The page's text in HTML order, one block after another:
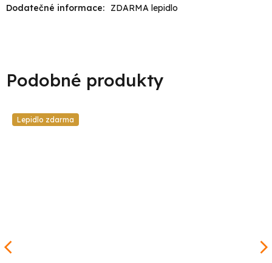
Dodatečné informace: ZDARMA lepidlo
Lepidlo zdarma